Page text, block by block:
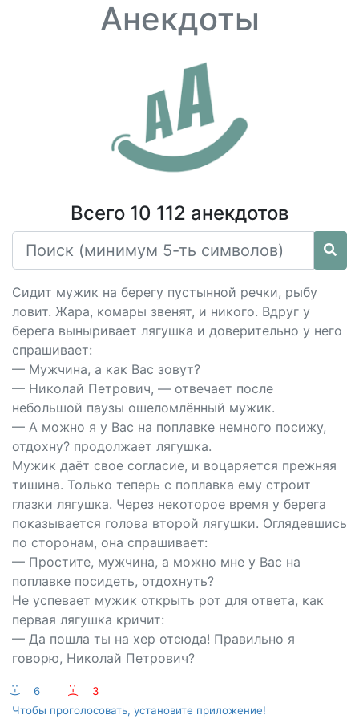
Анекдоты
Всего 10 112 анекдотов
Сидит мужик на берегу пустынной речки, рыбу
ловит. Жара, комары звенят, и никого. Вдруг у
берега выныривает лягушка и доверительно у него
спрашивает:
— Мужчина, а как Вас зовут?
— Николай Петрович, — отвечает после
небольшой паузы ошеломлённый мужик.
— А можно я у Вас на поплавке немного посижу,
отдохну? продолжает лягушка.
Мужик даёт свое согласие, и воцаряется прежняя
тишина. Только теперь с поплавка ему строит
глазки лягушка. Через некоторое время у берега
показывается голова второй лягушки. Оглядевшись
по сторонам, она спрашивает:
— Простите, мужчина, а можно мне у Вас на
поплавке посидеть, отдохнуть?
Не успевает мужик открыть рот для ответа, как
первая лягушка кричит:
— Да пошла ты на хер отсюда! Правильно я
говорю, Николай Петрович?
:-) 6 :-(
3
Чтобы проголосовать, установите приложение!